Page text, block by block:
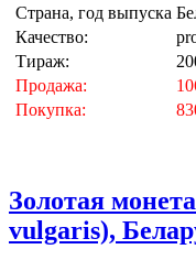
Страна, год выпуска
Качество:
Тираж:
Продажа:
Покупка:
Золотая
vulgaris),